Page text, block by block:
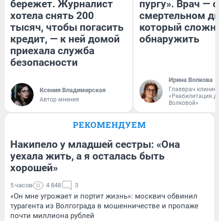
бережет. Журналист
хотела снять 200
тысяч, чтобы погасить
кредит, — к ней домой
приехала служба
безопасности
Ксения Владимирская
Автор мнения
пургу». Врач — о
смертельном
который
обнаружить
Ирина Волкова
Главврач
«Реабилитация
Волковой»
РЕКОМЕНДУЕМ
Накипело у младшей сестры: «Она
уехала жить, а я осталась быть
хорошей»
5 часов 4 848 3
«Он мне угрожает и портит жизнь»: москвич обвинил
турагента из Волгограда в мошенничестве и пропаже
почти миллиона рублей